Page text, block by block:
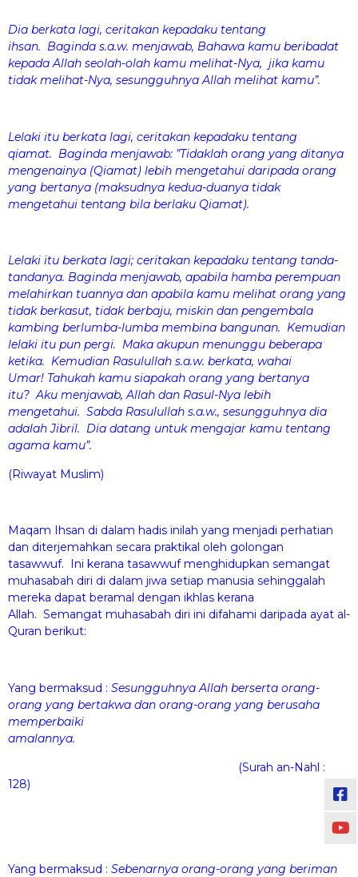
Dia berkata lagi, ceritakan kepadaku tentang
ihsan. Baginda s.a.w. menjawab, Bahawa kamu beribadat
kepada Allah seolah-olah kamu melihat-Nya, jika kamu
tidak melihat-Nya, sesungguhnya Allah melihat kamu”.
Lelaki itu berkata lagi, ceritakan kepadaku tentang
qiamat. Baginda menjawab: ”Tidaklah orang yang ditanya
mengenainya (Qiamat) lebih mengetahui daripada orang
yang bertanya (maksudnya kedua-duanya tidak
mengetahui tentang bila berlaku Qiamat).
Lelaki itu berkata lagi; ceritakan kepadaku tentang tanda-
tandanya. Baginda menjawab, apabila hamba perempuan
melahirkan tuannya dan apabila kamu melihat orang yang
tidak berkasut, tidak berbaju, miskin dan pengembala
kambing berlumba-lumba membina bangunan. Kemudian
lelaki itu pun pergi. Maka akupun menunggu beberapa
ketika. Kemudian Rasulullah s.a.w. berkata, wahai
Umar! Tahukah kamu siapakah orang yang bertanya
itu? Aku menjawab, Allah dan Rasul-Nya lebih
mengetahui. Sabda Rasulullah s.a.w., sesungguhnya dia
adalah Jibril. Dia datang untuk mengajar kamu tentang
agama kamu”.
(Riwayat Muslim)
Maqam Ihsan di dalam hadis inilah yang menjadi perhatian
dan diterjemahkan secara praktikal oleh golongan
tasawwuf. Ini kerana tasawwuf menghidupkan semangat
muhasabah diri di dalam jiwa setiap manusia sehinggalah
mereka dapat beramal dengan ikhlas kerana
Allah. Semangat muhasabah diri ini difahami daripada ayat al-
Quran berikut:
Yang bermaksud : Sesungguhnya Allah berserta orang-
orang yang bertakwa dan orang-orang yang berusaha
memperbaiki
amalannya.
(Surah an-Nahl :
128)
Yang bermaksud : Sebenarnya orang-orang yang beriman